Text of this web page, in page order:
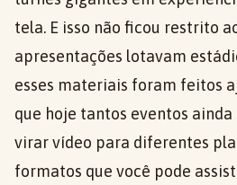
tela. E isso não ficou restrito
apresentações lotavam
esses materiais foram feitos
que hoje tantos eventos ainda
virar vídeo para diferentes
formatos que você pode